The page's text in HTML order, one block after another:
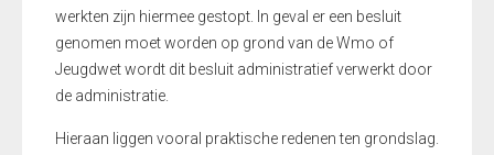
werkten zijn hiermee gestopt. In geval er een besluit
genomen moet worden op grond van de Wmo of
Jeugdwet wordt dit besluit administratief verwerkt door
de administratie.
Hieraan liggen vooral praktische redenen ten grondslag.